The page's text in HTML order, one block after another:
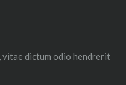
vitae dictum odio hendrerit